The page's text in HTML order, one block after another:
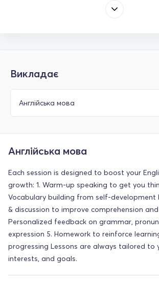
Викладає
Англійська мова
Each session is designed to boost your
growth: 1. Warm-up speaking to get you
Vocabulary building from self-development
& discussion to improve comprehension
Personalized feedback on grammar,
expression 5. Homework to reinforce
progressing Lessons are always tailored to
interests, and goals.